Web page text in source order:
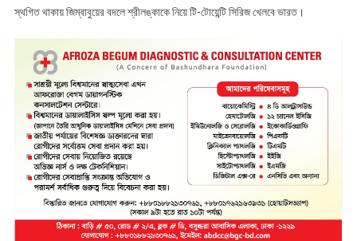
স্থগিত থাকায় জিম্বাবুয়ের বদলে শ্রীলঙ্কাকে নিয়ে টি-টোয়েন্টি সিরিজ খেলবে ভারত।